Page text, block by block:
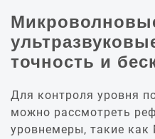
точность и
Для контроля уровня
можно рассмотреть
уровнемеры, такие как